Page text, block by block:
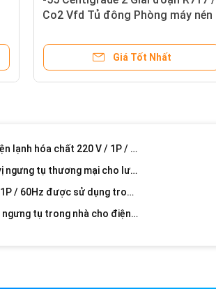
Co2 Vfd Tủ đông Phòng máy nén
Giá Tốt Nhất
GEA Bock 20hp * 6 Bộ phận làm lạnh phòng lạnh đối ứng để giữ hạt tươi
Xử lý hạt giống Đơn vị ngưng tụ thương mại Làm mát bằng không khí 50hp * 5 R404a
Máy làm lạnh phòng máy lạnh Đơn vị 100HP - Công suất lạnh 600HP
Máy nén khí lạnh chuyên nghiệp Ice Rink Đơn vị ngưng tụ nhiệt độ 50oC
Đơn vị điện lạnh Monoblock Đơn vị ngưng tụ thương mại cho lưu trữ hóa chất
Đơn vị máy nén phòng lạnh 220v / 1P / 60Hz được sử dụng trong máy làm lạnh thịt
Đơn vị làm lạnh Monoblock Đơn vị ngưng tụ trong nhà cho điện lạnh thịt
Đơn vị làm lạnh thương mại Đơn vị ngưng tụ không khí Piston Loại đầy đủ